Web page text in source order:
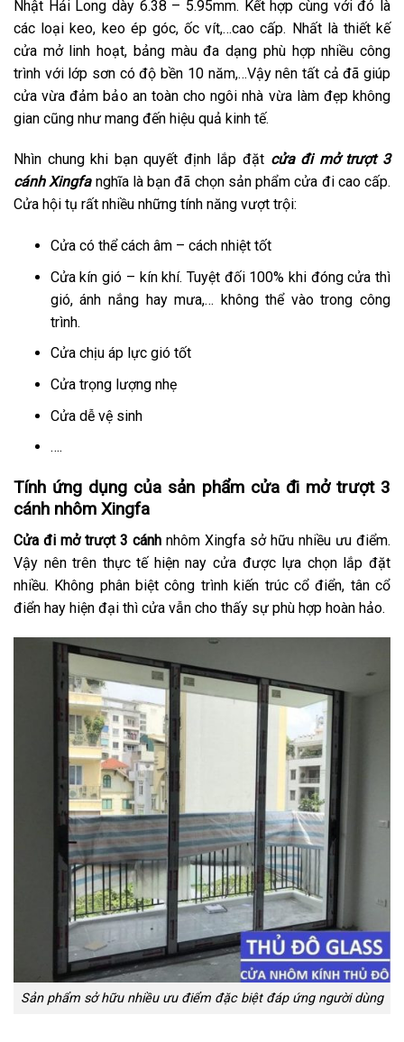
Nhật Hải Long dày 6.38 – 5.95mm. Kết hợp cùng với đó là
các loại keo, keo ép góc, ốc vít,…cao cấp. Nhất là thiết kế
cửa mở linh hoạt, bảng màu đa dạng phù hợp nhiều công
trình với lớp sơn có độ bền 10 năm,…Vậy nên tất cả đã giúp
cửa vừa đảm bảo an toàn cho ngôi nhà vừa làm đẹp không
gian cũng như mang đến hiệu quả kinh tế.
Nhìn chung khi bạn quyết định lắp đặt cửa đi mở trượt 3
cánh Xingfanghĩa là bạn đã chọn sản phẩm cửa đi cao cấp.
Cửa hội tụ rất nhiều những tính năng vượt trội:
Cửa có thể cách âm – cách nhiệt tốt
Cửa kín gió – kín khí. Tuyệt đối 100% khi đóng cửa thì
gió, ánh nắng hay mưa,… không thể vào trong công
trình.
Cửa chịu áp lực gió tốt
Cửa trọng lượng nhẹ
Cửa dễ vệ sinh
….
Tính ứng dụng của sản phẩm cửa đi mở trượt 3
cánh nhôm Xingfa
Cửa đi mở trượt 3 cánh nhôm Xingfa sở hữu nhiều ưu điểm.
Vậy nên trên thực tế hiện nay cửa được lựa chọn lắp đặt
nhiều. Không phân biệt công trình kiến trúc cổ điển, tân cổ
điển hay hiện đại thì cửa vẫn cho thấy sự phù hợp hoàn hảo.
Sản phẩm sở hữu nhiều ưu điểm đặc biệt đáp ứng người dùng